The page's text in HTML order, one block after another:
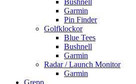
Bushnell
Garmin
Pin Finder
Golfklockor
Blue Tees
Bushnell
Garmin
Radar / Launch Monitor
Garmin